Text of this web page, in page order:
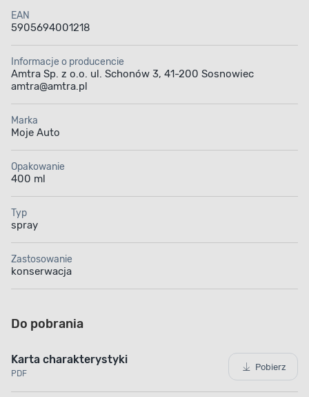
EAN
5905694001218
Informacje o producencie
Amtra Sp. z o.o. ul. Schonów 3, 41-200 Sosnowiec
amtra@amtra.pl
Marka
Moje Auto
Opakowanie
400 ml
Typ
spray
Zastosowanie
konserwacja
Do pobrania
Karta charakterystyki
PDF
Pobierz